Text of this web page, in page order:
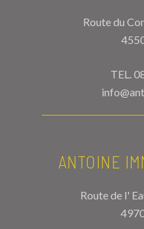
Route du
TEL.
ANTOINE
Route de l'